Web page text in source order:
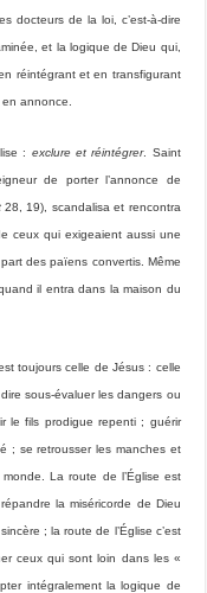
docteurs de la loi, c’est-à-dire
et la logique de Dieu qui,
réintégrant et en transfigurant
annonce.
: exclure et réintégrer. Saint
de porter l’annonce de
28, 19), scandalisa et rencontra
ceux qui exigeaient aussi une
des païens convertis. Même
il entra dans la maison du
toujours celle de Jésus : celle
sous-évaluer les dangers ou
le fils prodigue repenti ; guérir
; se retrousser les manches et
La route de l’Église est
la miséricorde de Dieu
; la route de l’Église c’est
ceux qui sont loin dans les «
intégralement la logique de